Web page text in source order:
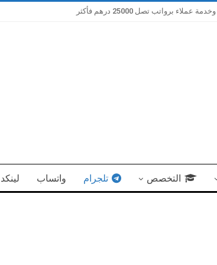
تصل 25000 درهم فأكثر
التخصص تلجرام واتساب